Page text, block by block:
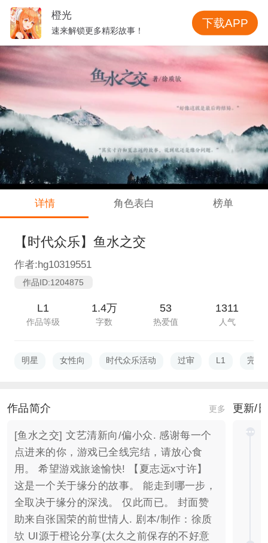
详情 角色表白 榜单
【时代众乐】鱼水之交
作者:hg10319551
作品ID:1204875
L1
作品等级
1.4万
字数
53
热爱值
1311
人气
明星 女性向 时代众乐活动 过审 L1 完结
作品简介 更多
[鱼水之交] 文艺清新向/偏小众. 感谢每一个
点进来的你，游戏已全线完结，请放心食
用。 希望游戏旅途愉快! 【夏志远x寸许】
这是一个关于缘分的故事。 能走到哪一步，
全取决于缘分的深浅。 仅此而已。 封面赞
助来自张国荣的前世情人. 剧本/制作：徐质
欤 UI源于橙论分享(太久之前保存的不好意
更新/
橙光
速来解锁更多精彩故事！
下载APP